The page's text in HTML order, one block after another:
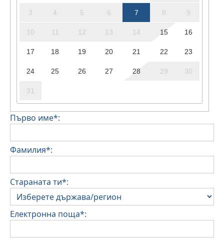
3 4 5 6 7 8 9
10 11 12 13 14 15 16
17 18 19 20 21 22 23
24 25 26 27 28 29 30
31
Първо име*:
Фамилия*:
Стараната ти*:
Електронна поща*: